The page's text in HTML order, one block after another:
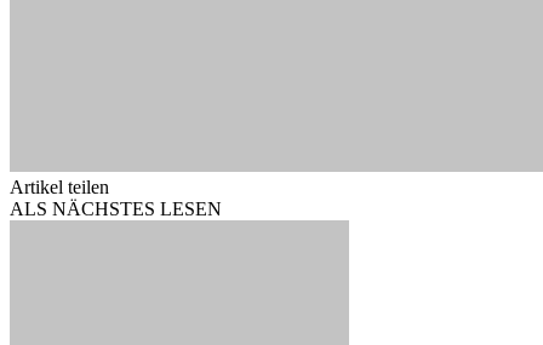
Artikel teilen
ALS NÄCHSTES LESEN